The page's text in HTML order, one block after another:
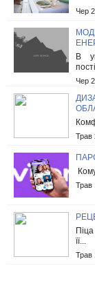
Чер
В
Чер
Трав
Трав
її...
Трав